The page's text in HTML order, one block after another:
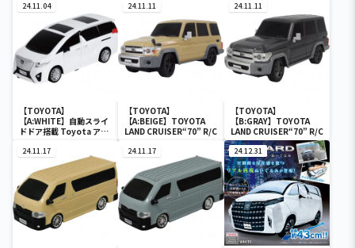
24.11.04
【TOYOTA】
【A:WHITE】自動スライ
ドドア搭載 Toyota アル
24.11.11
【TOYOTA】
【A:BEIGE】TOYOTA
LAND CRUISER“70” R/C
24.11.11
【TOYOTA】
【B:GRAY】TOYOTA
LAND CRUISER“70” R/C
24.11.17 24.11.17 24.12.31